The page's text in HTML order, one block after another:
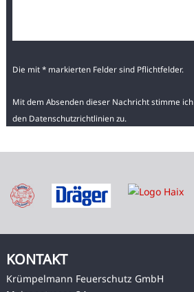
Die mit * markierten Felder sind Pflichtfelder.
Mit dem Absenden dieser Nachricht stimme ich
den Datenschutzrichtlinienzu.
KONTAKT
Krümpelmann Feuerschutz GmbH